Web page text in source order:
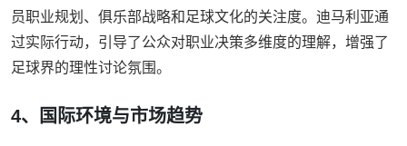
员职业规划、俱乐部战略和足球文化的关注度。迪马利亚通
过实际行动，引导了公众对职业决策多维度的理解，增强了
足球界的理性讨论氛围。
4、国际环境与市场趋势